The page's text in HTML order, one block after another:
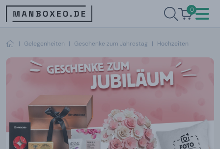
0
| Gelegenheiten | Geschenke zum Jahrestag | Hochzeiten